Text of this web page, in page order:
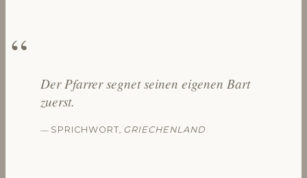
Der Pfarrer segnet seinen eigenen Bart
zuerst.
— SPRICHWORT GRIECHENLAND